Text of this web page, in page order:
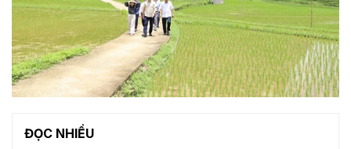
ĐỌC NHIỀU